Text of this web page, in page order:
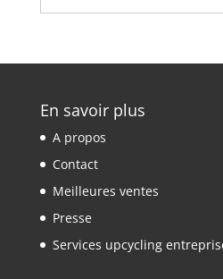
En savoir plus
A propos
Contact
Meilleures ventes
Presse
Services upcycling